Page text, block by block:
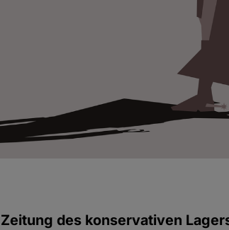
des konservativen